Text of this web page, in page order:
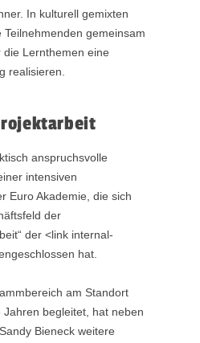
In kulturell gemixten
gemeinsam
Lernthemen eine
realisieren.
anspruchsvolle
intensiven
Euro Akademie, die sich
der
der <link internal-
hat.
am Standort
begleitet, hat neben
Bieneck weitere